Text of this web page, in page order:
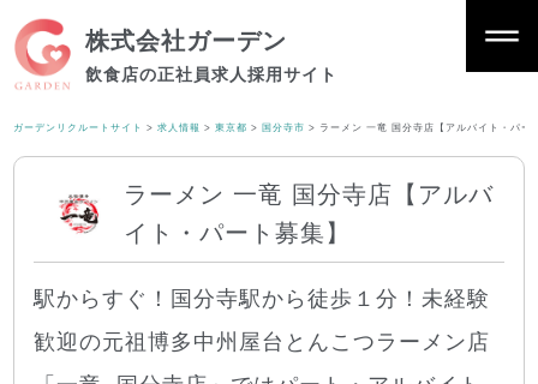
株式会社ガーデン
飲食店の正社員求人採用サイト
ガーデンリクルートサイト >求人情報 >東京都 >国分寺市 > ラーメン 一竜 国分寺店【アルバイト・パー
ラーメン 一竜 国分寺店【アルバ
イト・パート募集】
駅からすぐ！国分寺駅から徒歩１分！未経験
歓迎の元祖博多中州屋台とんこつラーメン店